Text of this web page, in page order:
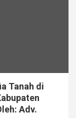
Tanah di
Adv.